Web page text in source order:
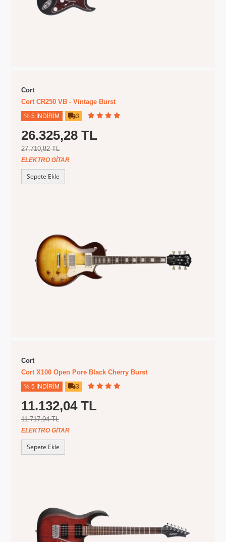
Cort
Cort CR250 VB - Vintage Burst
% 5 İNDIRIM 3
26.325,28 TL
27.710,82 TL
ELEKTRO GITAR
Sepete Ekle
Cort
Cort X100 Open Pore Black Cherry Burst
% 5 İNDIRIM 3
11.132,04 TL
11.717,94 TL
ELEKTRO GITAR
Sepete Ekle